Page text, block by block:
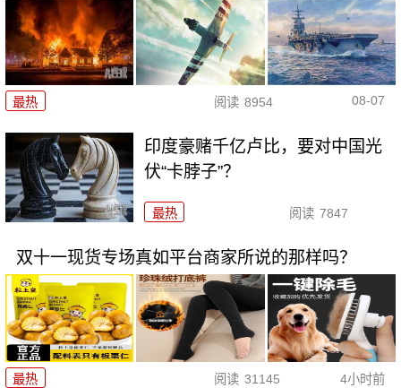
最热 阅读 8954 08-07
印度豪赌千亿卢比，要对中国光
伏“卡脖子”？
最热 阅读 7847
双十一现货专场真如平台商家所说的那样吗？
最热 阅读 31145 4小时前